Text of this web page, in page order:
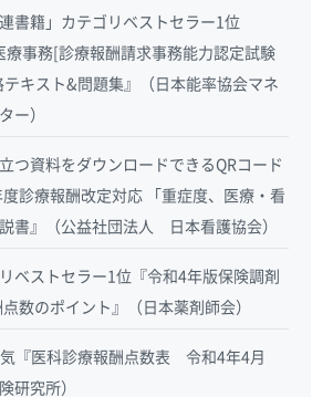
連書籍」カテゴリベストセラー1位
療事務[診療報酬請求事務能力認定試験
テキスト&問題集』（日本能率協会マネ
ー）
つ資料をダウンロードできるQRコード
診療報酬改定対応 「重症度、医療・看
書』（公益社団法人 日本看護協会）
ベストセラー1位『令和4年版保険調剤
数のポイント』（日本薬剤師会）
『医科診療報酬点数表 令和4年4月
研究所）